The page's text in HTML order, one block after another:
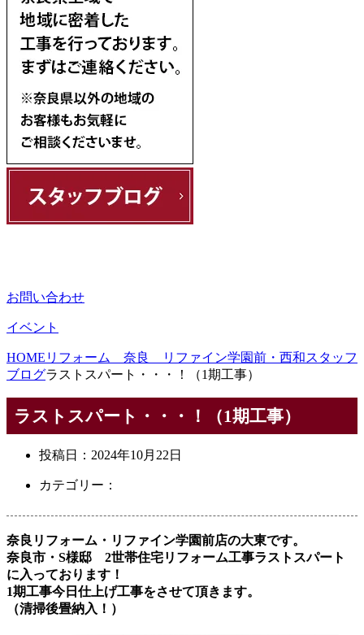
お問い合わせ
イベント
HOME リフォーム 奈良 リファイン学園前・西和スタッフ
ブログラストスパート・・・！（1期工事）
ラストスパート・・・！（1期工事）
投稿日： 2024年10月22日
カテゴリー：
奈良リフォーム・リファイン学園前店の大東です。
奈良市・S様邸 2世帯住宅リフォーム工事ラストスパート
に入っております！
1期工事今日仕上げ工事をさせて頂きます。
（清掃後畳納入！）